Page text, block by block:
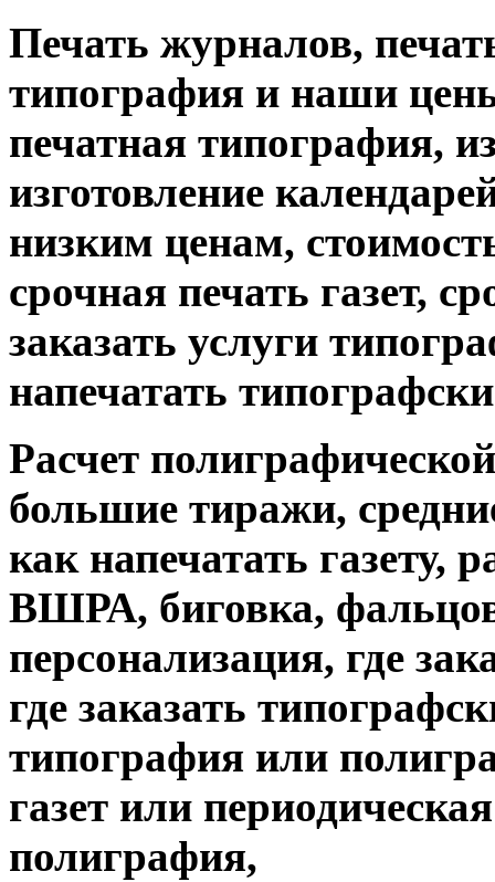
Печать журналов,
типография и наши
печатная типография,
изготовление
низким ценам,
срочная печать газет,
заказать услуги
напечатать
Расчет
большие тиражи,
как напечатать газету,
ВШРА, биговка,
персонализация, где
где заказать
типография или
газет или
полиграфия,